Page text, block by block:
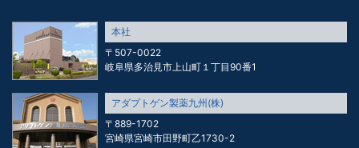
本社
〒507-0022
岐阜県多治見市上山町１丁目90番1
アダプトゲン製薬九州(株)
〒889-1702
宮崎県宮崎市田野町乙1730-2